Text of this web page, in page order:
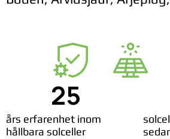
25
års erfarenhet inom
hållbara solceller